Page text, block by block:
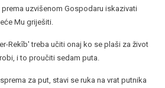
uzvišenom Gospodaru iskazivati
Mu griješiti.
Rekîb' treba učiti onaj ko se plaši za život
i to proučiti sedam puta.
za put, stavi se ruka na vrat putnika